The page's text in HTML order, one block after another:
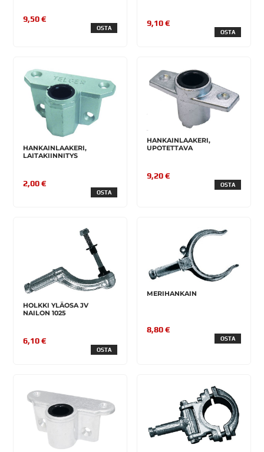
9,50 €
OSTA
9,10 €
OSTA
HANKAINLAAKERI,
LAITAKIINNITYS
2,00 €
OSTA
HANKAINLAAKERI,
UPOTETTAVA
9,20 €
OSTA
HOLKKI YLÄOSA JV
NAILON 1025
6,10 €
OSTA
MERIHANKAIN
8,80 €
OSTA